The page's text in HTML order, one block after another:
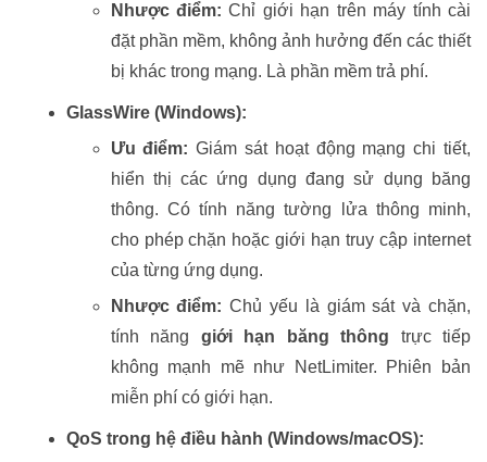
Nhược điểm: Chỉ giới hạn trên máy tính cài
đặt phần mềm, không ảnh hưởng đến các thiết
bị khác trong mạng. Là phần mềm trả phí.
GlassWire (Windows):
Ưu điểm: Giám sát hoạt động mạng chi tiết,
hiển thị các ứng dụng đang sử dụng băng
thông. Có tính năng tường lửa thông minh,
cho phép chặn hoặc giới hạn truy cập internet
của từng ứng dụng.
Nhược điểm: Chủ yếu là giám sát và chặn,
tính năng giới hạn băng thông trực tiếp
không mạnh mẽ như NetLimiter. Phiên bản
miễn phí có giới hạn.
QoS trong hệ điều hành (Windows/macOS):